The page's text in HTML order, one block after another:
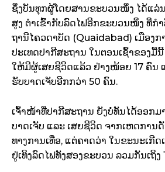
ຊຶ່ງບັນທຸກຜູ້ໂດຍສານຂະບວນໜຶ່ງ ໄດ້ແລ່
ສູງ ຕຳເຂົ້າກັບລົດໄຟອີກຂະບວນໜຶ່ງ ທີ່ກ
ຖານີໄຄວດາບັດ (Quaidabad) ເມືອງກ
ປະເທດປາກີສະຖານ ໃນຕອນເຊົ້າຂອງມື້
ໃຫ້ມີຜູ້ເສຍຊີວິດແລ້ວ ຢ່າງໜ້ອຍ 17 ຄົນ
ຮັບບາດເຈັບອີກກວ່າ 50 ຄົນ.
ເຈົ້າໜ້າທີ່ປາກີສະຖານ ຍັງບໍ່ທັນໄດ້ອອກ
ບາດເຈັບ ແລະ ເສຍຊີວິດ ຈາກເຫດການ
ທາງການເທື່ອ, ແຕ່ຄາດວ່າ ໃນຂະນະເກີ
ຢູ່ເທິງລົດໄຟທັງສອງຂະບວນ ລວມກັນເຖິງ